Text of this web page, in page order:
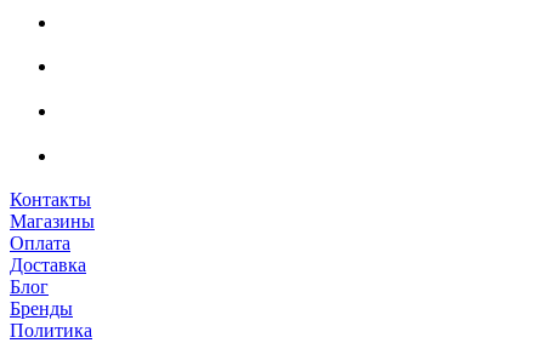
Контакты
Магазины
Оплата
Доставка
Блог
Бренды
Политика